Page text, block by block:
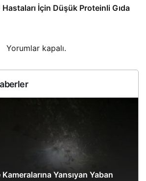
Hastaları İçin Düşük Proteinli Gıda
Yorumlar kapalı.
Yansıyan Yaban